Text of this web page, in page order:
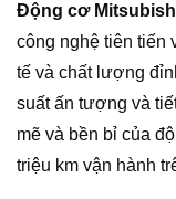
Động cơ
công nghệ tiên tiến
tế và chất lượng
suất ấn tượng và
mẽ và bền bỉ của
triệu km vận hành